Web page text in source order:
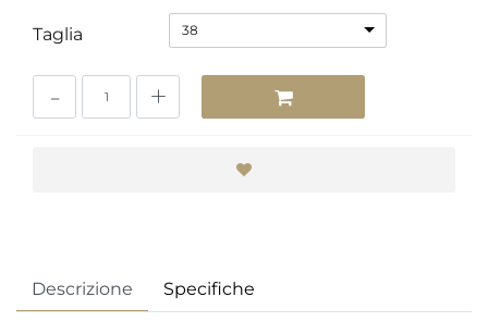
Taglia 38
Descrizione Specifiche